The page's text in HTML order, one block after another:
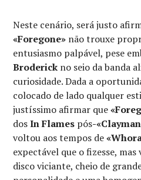
Neste cenário, será justo
«Foregone» não trouxe
entusiasmo palpável, pese
Broderick no seio da banda
curiosidade. Dada a
colocado de lado qualquer
justíssimo afirmar que
dosIn Flames pós-
voltou aos tempos de
expectável que o fizesse,
disco viciante, cheio de